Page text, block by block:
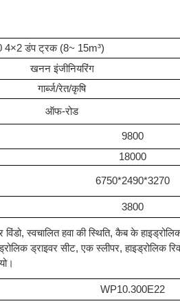
डंप ट्रक (8~ 15m³)
खनन इंजीनियरिंग
गार्ब्ज/रेत/कृषि
ऑफ-रोड
9800
18000
6750*2490*3270
3800
विंडो, स्वचालित हवा की स्थिति, कैब के
ड्राइवर सीट, एक स्लीपर, हाइड्रोलिक
WP10.300E22